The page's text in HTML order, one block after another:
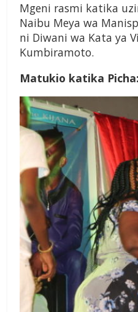
Mgeni rasmi katika
Naibu Meya wa
ni Diwani wa Kata ya
Kumbiramoto.
Matukio katika Picha: